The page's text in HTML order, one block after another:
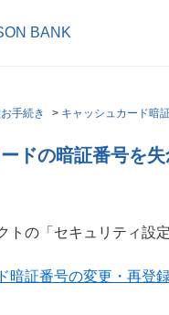
手続き > キャッシュカード暗
ドの暗証番号を
トの「セキュリティ設
暗証番号の変更・再登